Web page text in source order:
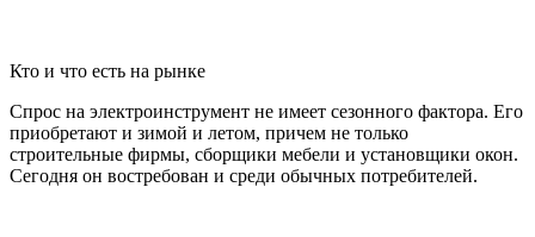
Кто и что есть на рынке
Спрос на электроинструмент не имеет сезонного фактора. Его
приобретают и зимой и летом, причем не только
строительные фирмы, сборщики мебели и установщики окон.
Сегодня он востребован и среди обычных потребителей.